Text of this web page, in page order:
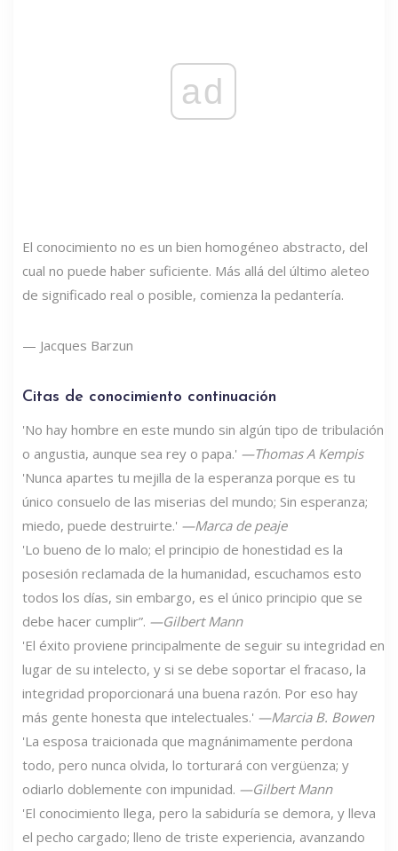
ad
El conocimiento no es un bien homogéneo abstracto, del
cual no puede haber suficiente. Más allá del último aleteo
de significado real o posible, comienza la pedantería.
— Jacques Barzun
Citas de conocimiento continuación
'No hay hombre en este mundo sin algún tipo de tribulación
o angustia, aunque sea rey o papa.' —Thomas A Kempis
'Nunca apartes tu mejilla de la esperanza porque es tu
único consuelo de las miserias del mundo; Sin esperanza;
miedo, puede destruirte.' —Marca de peaje
'Lo bueno de lo malo; el principio de honestidad es la
posesión reclamada de la humanidad, escuchamos esto
todos los días, sin embargo, es el único principio que se
debe hacer cumplir”. —Gilbert Mann
'El éxito proviene principalmente de seguir su integridad en
lugar de su intelecto, y si se debe soportar el fracaso, la
integridad proporcionará una buena razón. Por eso hay
más gente honesta que intelectuales.' —Marcia B. Bowen
'La esposa traicionada que magnánimamente perdona
todo, pero nunca olvida, lo torturará con vergüenza; y
odiarlo doblemente con impunidad. —Gilbert Mann
'El conocimiento llega, pero la sabiduría se demora, y lleva
el pecho cargado; lleno de triste experiencia, avanzando